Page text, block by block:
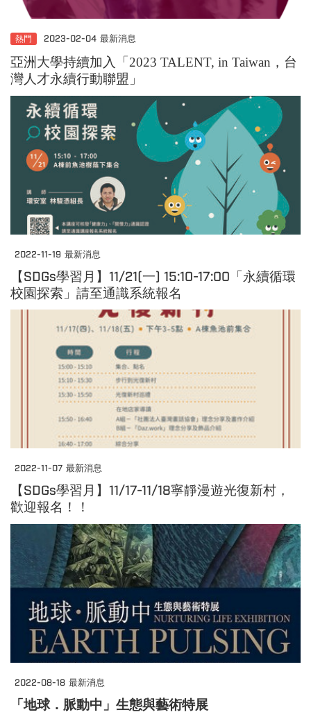
熱門 2023-02-04 最新消息
亞洲大學持續加入「2023 TALENT, in Taiwan，台
灣人才永續行動聯盟」
2022-11-19 最新消息
【SDGs學習月】11/21(一) 15:10-17:00「永續循環
校園探索」請至通識系統報名
2022-11-07 最新消息
【SDGs學習月】11/17-11/18寧靜漫遊光復新村，
歡迎報名！！
2022-08-18 最新消息
「地球．脈動中」生態與藝術特展